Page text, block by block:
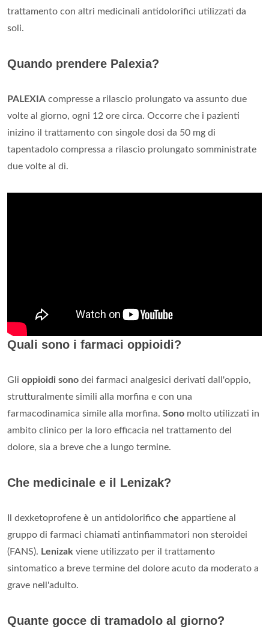
trattamento con altri medicinali antidolorifici utilizzati da
soli.
Quando prendere Palexia?
PALEXIA compresse a rilascio prolungato va assunto due
volte al giorno, ogni 12 ore circa. Occorre che i pazienti
inizino il trattamento con singole dosi da 50 mg di
tapentadolo compressa a rilascio prolungato somministrate
due volte al dì.
Quali sono i farmaci oppioidi?
Gli oppioidi sono dei farmaci analgesici derivati dall'oppio,
strutturalmente simili alla morfina e con una
farmacodinamica simile alla morfina. Sono molto utilizzati in
ambito clinico per la loro efficacia nel trattamento del
dolore, sia a breve che a lungo termine.
Che medicinale e il Lenizak?
Il dexketoprofene è un antidolorifico che appartiene al
gruppo di farmaci chiamati antinfiammatori non steroidei
(FANS). Lenizak viene utilizzato per il trattamento
sintomatico a breve termine del dolore acuto da moderato a
grave nell'adulto.
Quante gocce di tramadolo al giorno?